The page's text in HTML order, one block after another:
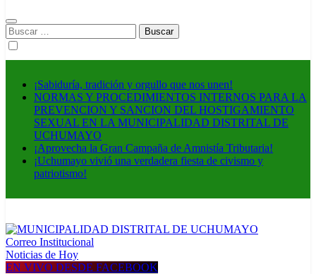
Buscar:
¡Sabiduría, tradición y orgullo que nos unen!
NORMAS Y PROCEDIMIENTOS INTERNOS PARA LA
PREVENCION Y SANCION DEL HOSTIGAMIENTO
SEXUAL EN LA MUNICIPALIDAD DISTRITAL DE
UCHUMAYO
¡Aprovecha la Gran Campaña de Amnistía Tributaria!
¡Uchumayo vivió una verdadera fiesta de civismo y
patriotismo!
MUNICIPALIDAD DISTRITAL DE UCHUMAYO
Construyendo una nueva Historia
Correo Institucional
Noticias de Hoy
EN VIVO DESDE FACEBOOK